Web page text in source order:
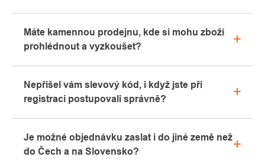
v sekci "Vše o nákupu" nebo nás kontaktujte
emailem či telefonicky.
Máte kamennou prodejnu, kde si mohu zboží
prohlédnout a vyzkoušet?
Rádi vám zde poradíme s výběrem vhodného
vybavení, které si můžete vyzkoušet přímo v našem
Nepřišel vám slevový kód, i když jste při
registraci postupovali správně?
záložku „hromadné“ nebo „SPAM“, velice často zde
email s kódem končí. Pokud jste i přesto svůj
Je možné objednávku zaslat i do jiné země než
do Čech a na Slovensko?